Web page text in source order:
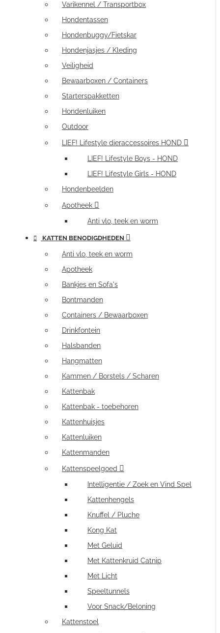
Varikennel / Transportbox
Hondentassen
Hondenbuggy/Fietskar
Hondenjasjes / Kleding
Veiligheid
Bewaarboxen / Containers
Starterspakketten
Hondenluiken
Outdoor
LIEF! Lifestyle dieraccessoires HOND
LIEF! Lifestyle Boys - HOND
LIEF! Lifestyle Girls - HOND
Hondenbeelden
Apotheek
Anti vlo, teek en worm
KATTEN BENODIGDHEDEN
Anti vlo, teek en worm
Apotheek
Bankjes en Sofa's
Bontmanden
Containers / Bewaarboxen
Drinkfontein
Halsbanden
Hangmatten
Kammen / Borstels / Scharen
Kattenbak
Kattenbak - toebehoren
Kattenhuisjes
Kattenluiken
Kattenmanden
Kattenspeelgoed
Intelligentie / Zoek en Vind Spel
Kattenhengels
Knuffel / Pluche
Kong Kat
Met Geluid
Met Kattenkruid Catnip
Met Licht
Speeltunnels
Voor Snack/Beloning
Kattenstoel